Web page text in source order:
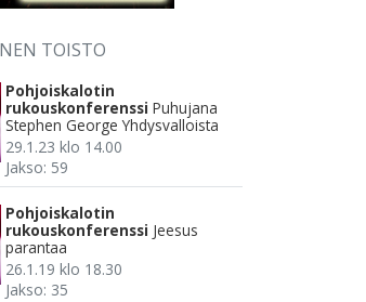
TOISTO
Pohjoiskalotin
rukouskonferenssi Puhujana
Stephen George Yhdysvalloista
29.1.23 klo 14.00
Jakso: 59
Pohjoiskalotin
rukouskonferenssi Jeesus
parantaa
26.1.19 klo 18.30
Jakso: 35